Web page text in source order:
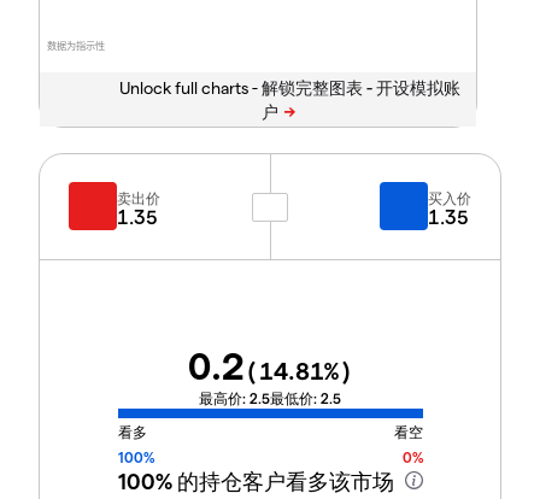
数据为指示性
Unlock full charts -
卖出价
1.35
买入价
1.35
0.2(14.81%)
最高价: 2.5最低价: 2.5
看多
看空
100%
0%
100%的持仓客户看多该市场